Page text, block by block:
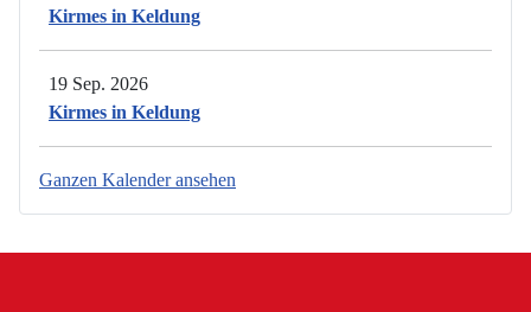
Kirmes in Keldung
19 Sep. 2026
Kirmes in Keldung
Ganzen Kalender ansehen